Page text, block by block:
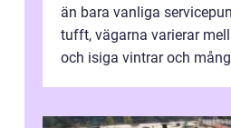
än bara vanliga
tufft, vägarna varierar
och isiga vintrar och